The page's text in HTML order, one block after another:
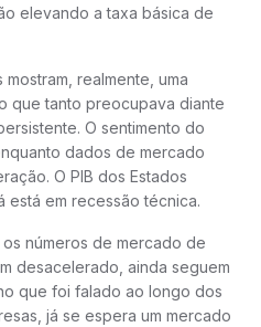
elevando a taxa básica de
realmente, uma
que tanto preocupava diante
O sentimento do
dados de mercado
O PIB dos Estados
está em recessão técnica.
números de mercado de
desacelerado, ainda seguem
que foi falado ao longo dos
já se espera um mercado